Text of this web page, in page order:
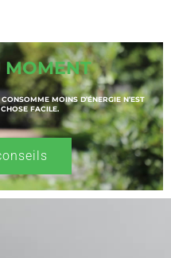
MOMENT
MOINS D’ÉNERGIE N’EST
FACILE.